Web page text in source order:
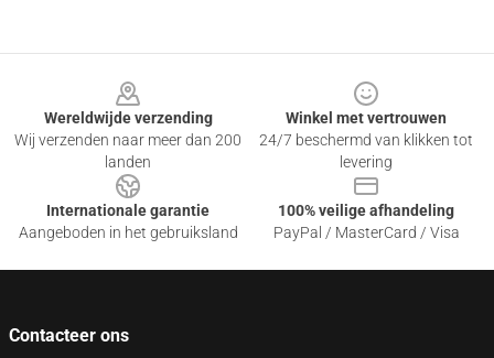
Wereldwijde verzending
Wij verzenden naar meer dan 200
landen
Winkel met vertrouwen
24/7 beschermd van klikken tot
levering
Internationale garantie
Aangeboden in het gebruiksland
100% veilige afhandeling
PayPal / MasterCard / Visa
Contacteer ons